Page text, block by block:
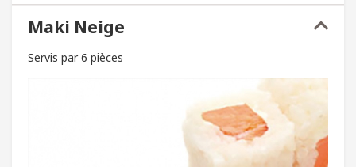
Maki Neige
Servis par 6 pièces